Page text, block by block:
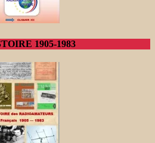
1905-1983